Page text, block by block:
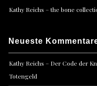
Kathy Reichs – the bone
Neueste
Kathy Reichs – Der Code der
Totengeld